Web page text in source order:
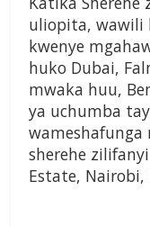
uliopita, wawili
kwenye
huko Dubai,
mwaka huu,
ya uchumba
sherehe
Estate, Nairobi,